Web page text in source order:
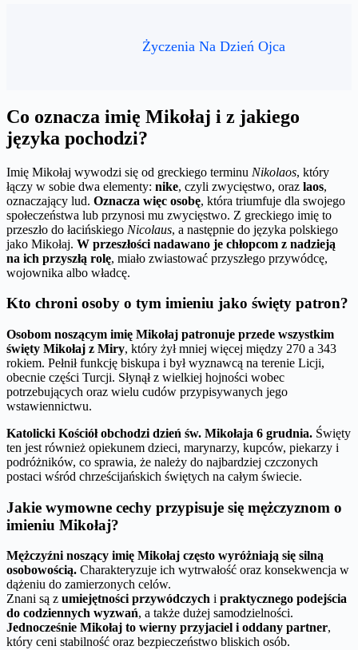
Życzenia Na Dzień Ojca
Co oznacza imię Mikołaj i z jakiego
języka pochodzi?
Imię Mikołaj wywodzi się od greckiego terminu Nikolaos, który
łączy w sobie dwa elementy: nike, czyli zwycięstwo, oraz laos,
oznaczający lud. Oznacza więc osobę, która triumfuje dla swojego
społeczeństwa lub przynosi mu zwycięstwo. Z greckiego imię to
przeszło do łacińskiego Nicolaus, a następnie do języka polskiego
jako Mikołaj. W przeszłości nadawano je chłopcom z nadzieją
na ich przyszłą rolę, miało zwiastować przyszłego przywódcę,
wojownika albo władcę.
Kto chroni osoby o tym imieniu jako święty patron?
Osobom noszącym imię Mikołaj patronuje przede wszystkim
święty Mikołaj z Miry, który żył mniej więcej między 270 a 343
rokiem. Pełnił funkcję biskupa i był wyznawcą na terenie Licji,
obecnie części Turcji. Słynął z wielkiej hojności wobec
potrzebujących oraz wielu cudów przypisywanych jego
wstawiennictwu.
Katolicki Kościół obchodzi dzień św. Mikołaja 6 grudnia. Święty
ten jest również opiekunem dzieci, marynarzy, kupców, piekarzy i
podróżników, co sprawia, że należy do najbardziej czczonych
postaci wśród chrześcijańskich świętych na całym świecie.
Jakie wymowne cechy przypisuje się mężczyznom o
imieniu Mikołaj?
Mężczyźni noszący imię Mikołaj często wyróżniają się silną
osobowością. Charakteryzuje ich wytrwałość oraz konsekwencja w
dążeniu do zamierzonych celów.
Znani są z umiejętności przywódczych i praktycznego podejścia
do codziennych wyzwań, a także dużej samodzielności.
Jednocześnie Mikołaj to wierny przyjaciel i oddany partner,
który ceni stabilność oraz bezpieczeństwo bliskich osób.